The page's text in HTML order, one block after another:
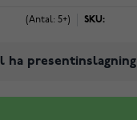
(Antal: 5+) SKU:
ha presentinslagning